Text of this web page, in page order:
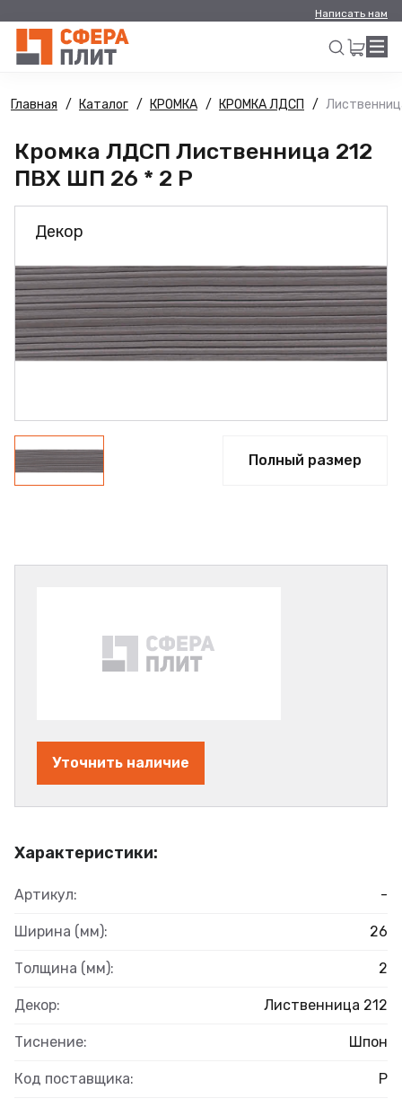
Написать нам
Искать
Главная Каталог КРОМКА КРОМКА ЛДСП
Кромка ЛДСП Лиственница 212
ПВХ ШП 26 * 2 Р
Декор
Полный размер
Характеристики:
Артикул: -
Ширина (мм): 26
Толщина (мм): 2
Декор: Лиственница 212
Тиснение: Шпон
Код поставщика: Р
Уточнить наличие